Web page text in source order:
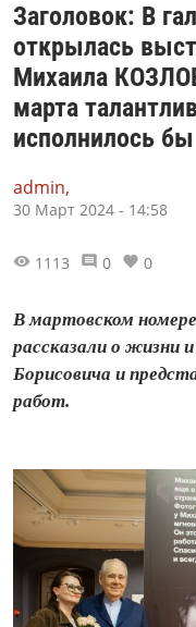
Заголовок: В
открылась
Михаила
марта
исполнилось
admin,
30 Март 2024 - 14:58
1113 0 0
В мартовском
рассказали о жизни
Борисовича и
работ.